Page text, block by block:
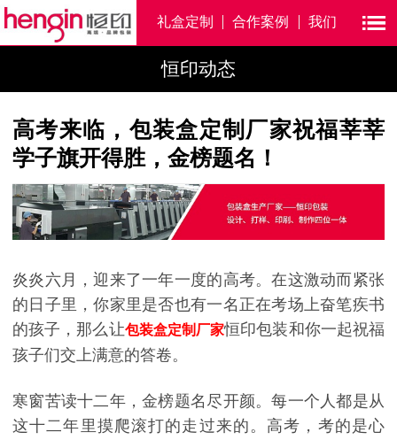
礼盒定制 合作案例 我们
恒印动态
高考来临，包装盒定制厂家祝福莘莘
学子旗开得胜，金榜题名！
炎炎六月，迎来了一年一度的高考。在这激动而紧张
的日子里，你家里是否也有一名正在考场上奋笔疾书
的孩子，那么让包装盒定制厂家恒印包装和你一起祝福
孩子们交上满意的答卷。
寒窗苦读十二年，金榜题名尽开颜。每一个人都是从
这十二年里摸爬滚打的走过来的。高考，考的是心